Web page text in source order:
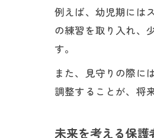
例えば、幼児期には
の練習を取り入れ、
す。
また、見守りの際に
調整することが、将
未来を考える保